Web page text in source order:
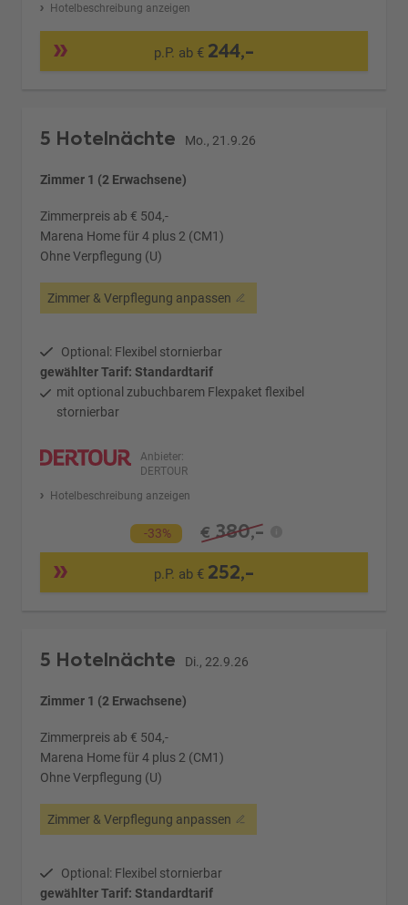
Hotelbeschreibung anzeigen
p.P. ab € 244,-
5 Hotelnächte Mo., 21.9.26
Zimmer 1 (2 Erwachsene)
Zimmerpreis ab € 504,-
Marena Home für 4 plus 2 (CM1)
Ohne Verpflegung (U)
Zimmer & Verpflegung anpassen
Optional: Flexibel stornierbar
gewählter Tarif: Standardtarif
mit optional zubuchbarem Flexpaket flexibel
stornierbar
Anbieter:
DERTOUR
Hotelbeschreibung anzeigen
-33% € 380,-
p.P. ab € 252,-
5 Hotelnächte Di., 22.9.26
Zimmer 1 (2 Erwachsene)
Zimmerpreis ab € 504,-
Marena Home für 4 plus 2 (CM1)
Ohne Verpflegung (U)
Zimmer & Verpflegung anpassen
Optional: Flexibel stornierbar
gewählter Tarif: Standardtarif